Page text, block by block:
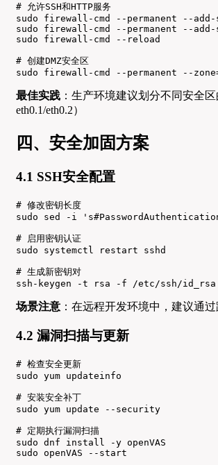
# 允许SSH和HTTP服务
sudo firewall-cmd --permanent --add-
sudo firewall-cmd --permanent --
sudo firewall-cmd --reload
# 创建DMZ安全区
sudo firewall-cmd --permanent --
最佳实践 ：生产环境建议划分不同安全
eth0.1/eth0.2）
四、安全加固方案
4.1 SSH安全配置
# 修改密钥长度
sudo sed -i
# 启用密钥认证
sudo systemctl restart sshd
# 生成新密钥对
ssh-keygen -t rsa -f /etc/ssh/id_rsa
场景注意 ：在远程开发环境中，建议通
4.2 漏洞扫描与更新
# 检查安全更新
sudo yum updateinfo
# 安装安全补丁
sudo yum update --security
# 定期执行漏洞扫描
sudo dnf install -y openVAS
sudo openVAS --start